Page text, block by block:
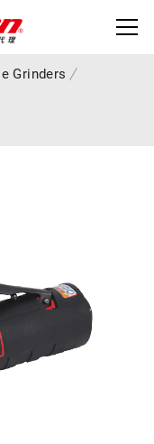
Grinders